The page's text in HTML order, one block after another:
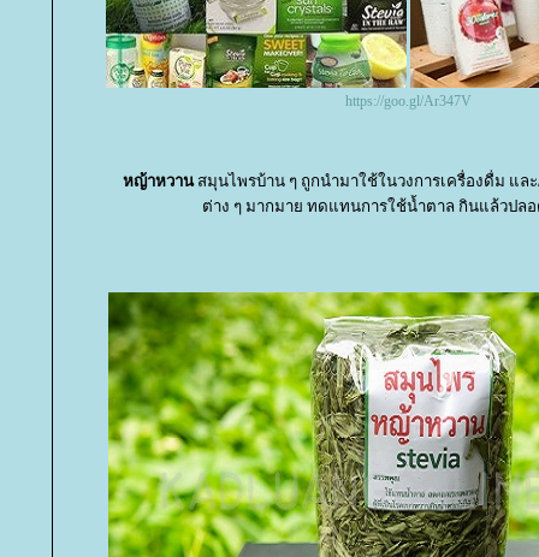
https://goo.gl/Ar347V
หญ้าหวานสมุนไพรบ้าน ๆ ถูกนำมาใช้ในวงการเครื่องดื่ม แล
ต่าง ๆ มากมาย ทดแทนการใช้น้ำตาล กินแล้วปล